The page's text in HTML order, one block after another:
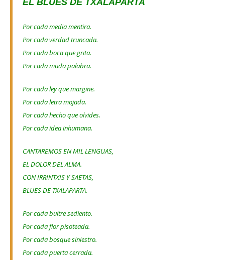
EL BLUES DE TXALAPARTA
Por cada media mentira.
Por cada verdad truncada.
Por cada boca que grita.
Por cada muda palabra.
Por cada ley que margine.
Por cada letra mojada.
Por cada hecho que olvides.
Por cada idea inhumana.
CANTAREMOS EN MIL LENGUAS,
EL DOLOR DEL ALMA.
CON IRRINTXIS Y SAETAS,
BLUES DE TXALAPARTA.
Por cada buitre sediento.
Por cada flor pisoteada.
Por cada bosque siniestro.
Por cada puerta cerrada.